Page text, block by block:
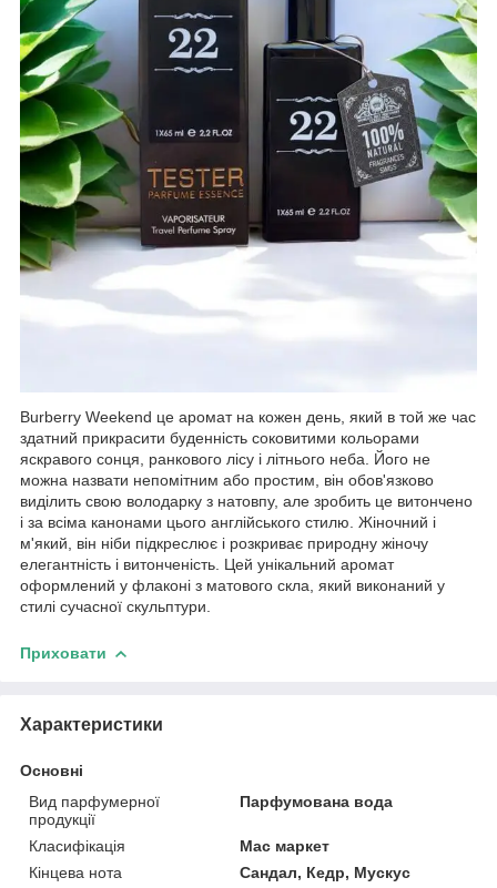
Burberry Weekend це аромат на кожен день, який в той же час
здатний прикрасити буденність соковитими кольорами
яскравого сонця, ранкового лісу і літнього неба. Його не
можна назвати непомітним або простим, він обов'язково
виділить свою володарку з натовпу, але зробить це витончено
і за всіма канонами цього англійського стилю. Жіночний і
м'який, він ніби підкреслює і розкриває природну жіночу
елегантність і витонченість. Цей унікальний аромат
оформлений у флаконі з матового скла, який виконаний у
стилі сучасної скульптури.
Приховати
Характеристики
Основні
Вид парфумерної
продукції
Парфумована вода
Класифікація
Мас маркет
Кінцева нота
Сандал, Кедр, Мускус